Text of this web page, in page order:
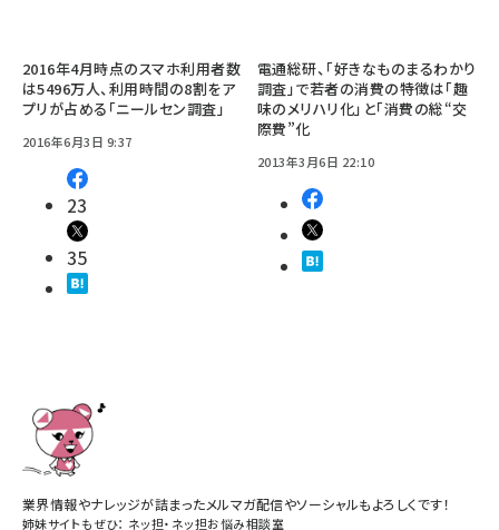
2016年4月時点のスマホ利用者数
は5496万人、利用時間の8割をア
プリが占める「ニールセン調査」
2016年6月3日 9:37
23
35
電通総研、「好きなものまるわかり
調査」で若者の消費の特徴は「趣
味のメリハリ化」と「消費の総“交
際費”化
2013年3月6日 22:10
業界情報やナレッジが詰まったメルマガ配信やソーシャルもよろしくです！
姉妹サイトもぜひ： ネッ担・ ネッ担お悩み相談室